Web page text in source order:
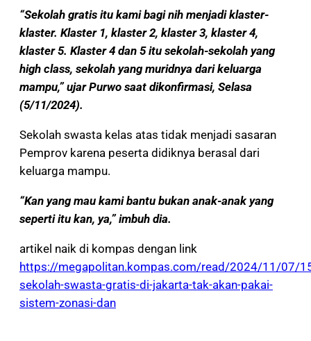
“Sekolah gratis itu kami bagi nih menjadi klaster-
klaster. Klaster 1, klaster 2, klaster 3, klaster 4,
klaster 5. Klaster 4 dan 5 itu sekolah-sekolah yang
high class, sekolah yang muridnya dari keluarga
mampu,” ujar Purwo saat dikonfirmasi, Selasa
(5/11/2024).
Sekolah swasta kelas atas tidak menjadi sasaran
Pemprov karena peserta didiknya berasal dari
keluarga mampu.
“Kan yang mau kami bantu bukan anak-anak yang
seperti itu kan, ya,” imbuh dia.
artikel naik di kompas dengan link
https://megapolitan.kompas.com/read/2024/11/07/
sekolah-swasta-gratis-di-jakarta-tak-akan-pakai-
sistem-zonasi-dan